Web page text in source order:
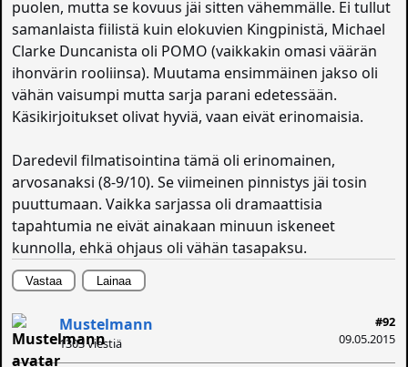
puolen, mutta se kovuus jäi sitten vähemmälle. Ei tullut
samanlaista fiilistä kuin elokuvien Kingpinistä, Michael
Clarke Duncanista oli POMO (vaikkakin omasi väärän
ihonvärin rooliinsa). Muutama ensimmäinen jakso oli
vähän vaisumpi mutta sarja parani edetessään.
Käsikirjoitukset olivat hyviä, vaan eivät erinomaisia.
Daredevil filmatisointina tämä oli erinomainen,
arvosanaksi (8-9/10). Se viimeinen pinnistys jäi tosin
puuttumaan. Vaikka sarjassa oli dramaattisia
tapahtumia ne eivät ainakaan minuun iskeneet
kunnolla, ehkä ohjaus oli vähän tasapaksu.
Vastaa Lainaa
#92
09.05.2015
Mustelmann
1303 viestiä